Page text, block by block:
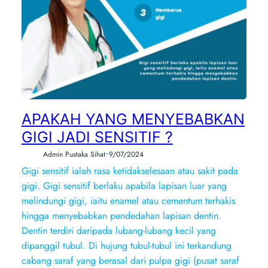
APAKAH YANG MENYEBABKAN
GIGI JADI SENSITIF ?
Admin Pustaka Sihat•9/07/2024
Gigi sensitif ialah rasa ketidakselesaan atau sakit pada
gigi. Gigi sensitif berlaku apabila lapisan luar yang
melindungi gigi, iaitu enamel atau cementum terhakis
hingga menyebabkan pendedahan lapisan dentin.
Dentin terdiri daripada lubang-lubang kecil yang
dipanggil tubul. Di hujung tubul-tubul ini terkandung
cabang saraf yang berasal dari pulpa gigi (pusat saraf